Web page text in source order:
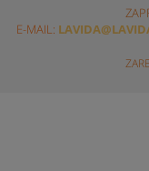
E-MAIL: